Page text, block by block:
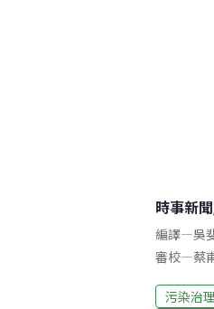
時事新聞
編譯—吳
審校—蔡
污染治理